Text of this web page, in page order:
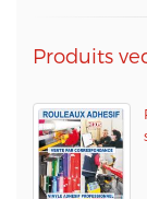
Produits